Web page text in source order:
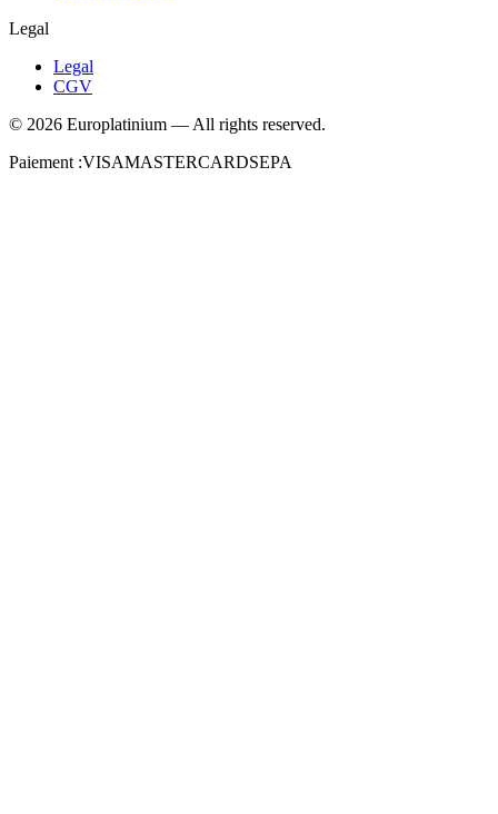
Legal
Legal
CGV
© 2026 Europlatinium — All rights reserved.
Paiement :VISAMASTERCARDSEPA